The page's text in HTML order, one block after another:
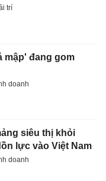
trí
mập' đang gom
doanh
siêu thị khỏi
lực vào Việt Nam
doanh